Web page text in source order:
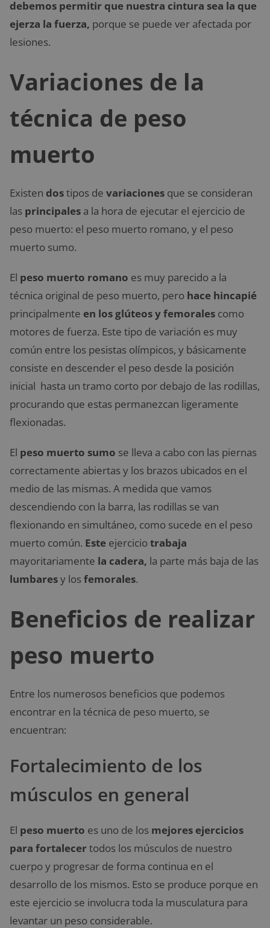
debemos permitir que nuestra cintura sea la que
ejerza la fuerza, porque se puede ver afectada por
lesiones.
Variaciones de la
técnica de peso
muerto
Existen dostipos de variaciones que se consideran
las principales a la hora de ejecutar el ejercicio de
peso muerto: el peso muerto romano, y el peso
muerto sumo.
El peso muerto romano es muy parecido a la
técnica original de peso muerto, pero hace hincapié
principalmente en los glúteos y femorales como
motores de fuerza. Este tipo de variación es muy
común entre los pesistas olímpicos, y básicamente
consiste en descender el peso desde la posición
inicial hasta un tramo corto por debajo de las rodillas,
procurando que estas permanezcan ligeramente
flexionadas.
El peso muerto sumo se lleva a cabo con las piernas
correctamente abiertas y los brazos ubicados en el
medio de las mismas. A medida que vamos
descendiendo con la barra, las rodillas se van
flexionando en simultáneo, como sucede en el peso
muerto común. Este ejerciciotrabaja
mayoritariamente la cadera, la parte más baja de las
lumbaresy losfemorales.
Beneficios de realizar
peso muerto
Entre los numerosos beneficios que podemos
encontrar en la técnica de peso muerto, se
encuentran:
Fortalecimiento de los
músculos en general
El peso muerto es uno de los mejores ejercicios
para fortalecertodos los músculos de nuestro
cuerpo y progresar de forma continua en el
desarrollo de los mismos. Esto se produce porque en
este ejercicio se involucra toda la musculatura para
levantar un peso considerable.